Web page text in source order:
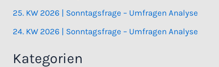
25. KW 2026 | Sonntagsfrage – Umfragen Analyse
24. KW 2026 | Sonntagsfrage – Umfragen Analyse
Kategorien